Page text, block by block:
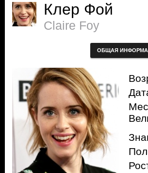
Клер Фой
Claire Foy
ОБЩАЯ